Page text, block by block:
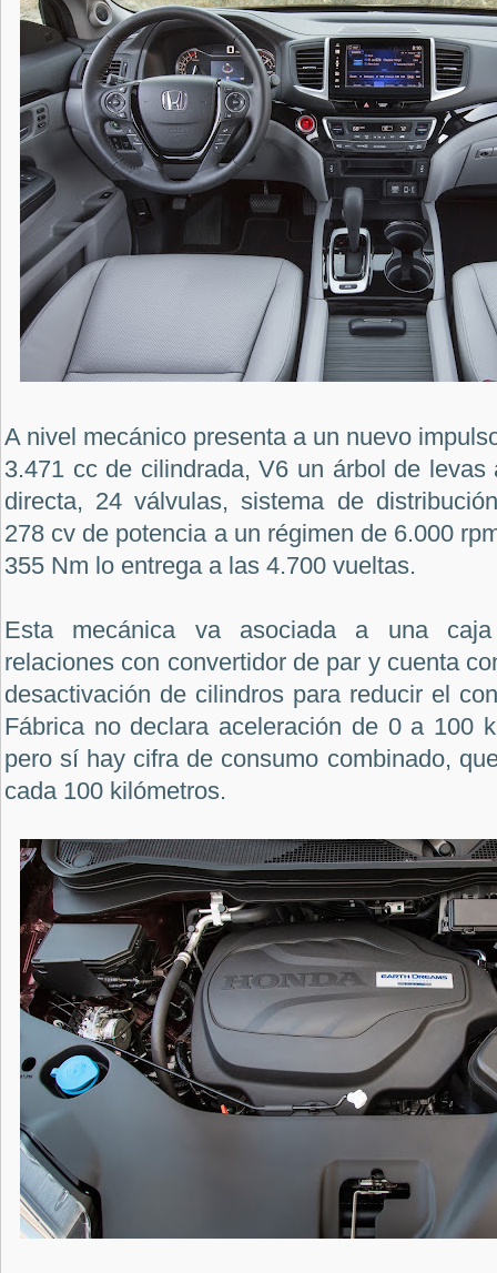
A nivel mecánico presenta a un nuevo
3.471 cc de cilindrada, V6 un árbol de levas
directa, 24 válvulas, sistema de
278 cv de potencia a un régimen de 6.000
355 Nm lo entrega a las 4.700 vueltas.
Esta mecánica va asociada a una
relaciones con convertidor de par y cuenta
desactivación de cilindros para reducir el
Fábrica no declara aceleración de 0 a 100
pero sí hay cifra de consumo combinado,
cada 100 kilómetros.